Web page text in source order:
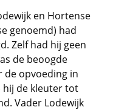
en Hortense
genoemd) had
Zelf had hij geen
de beoogde
de opvoeding in
hij de kleuter tot
Vader Lodewijk